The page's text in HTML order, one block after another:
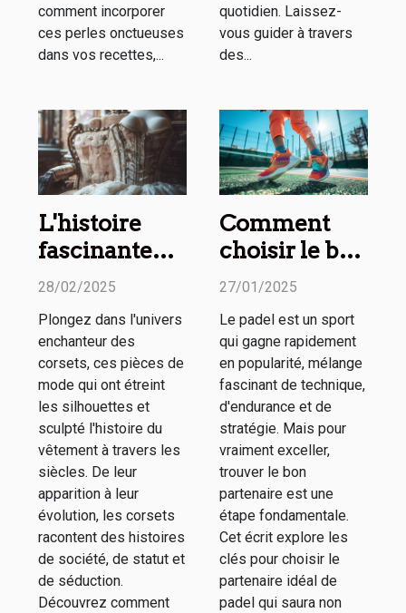
comment incorporer
ces perles onctueuses
dans vos recettes,...
quotidien. Laissez-
vous guider à travers
des...
L'histoire
fascinante
des corsets à
siècles
28/02/2025
Plongez dans l'univers
enchanteur des
corsets, ces pièces de
mode qui ont étreint
les silhouettes et
sculpté l'histoire du
vêtement à travers les
siècles. De leur
apparition à leur
évolution, les corsets
racontent des histoires
de société, de statut et
de séduction.
Découvrez comment
Comment
choisir le bon
partenaire de
améliorer
votre jeu
27/01/2025
Le padel est un sport
qui gagne rapidement
en popularité, mélange
fascinant de technique,
d'endurance et de
stratégie. Mais pour
vraiment exceller,
trouver le bon
partenaire est une
étape fondamentale.
Cet écrit explore les
clés pour choisir le
partenaire idéal de
padel qui saura non